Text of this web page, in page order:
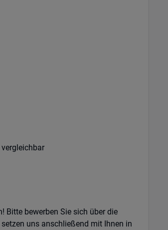
Bitte bewerben Sie sich über die
uns anschließend mit Ihnen in